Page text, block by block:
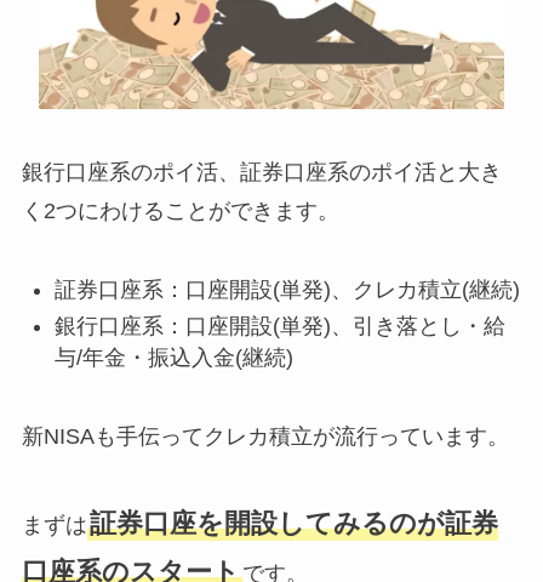
銀行口座系のポイ活、証券口座系のポイ活と大き
く2つにわけることができます。
証券口座系：口座開設(単発)、クレカ積立(継続)
銀行口座系：口座開設(単発)、引き落とし・給
与/年金・振込入金(継続)
新NISAも手伝ってクレカ積立が流行っています。
まずは証券口座を開設してみるのが証券
口座系のスタートです。